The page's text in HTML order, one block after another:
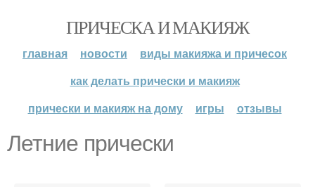
ПРИЧЕСКА И МАКИЯЖ
главная новости
виды макияжа и причесок
как делать прически и макияж
прически и макияж на дому
игры отзывы
Летние прически